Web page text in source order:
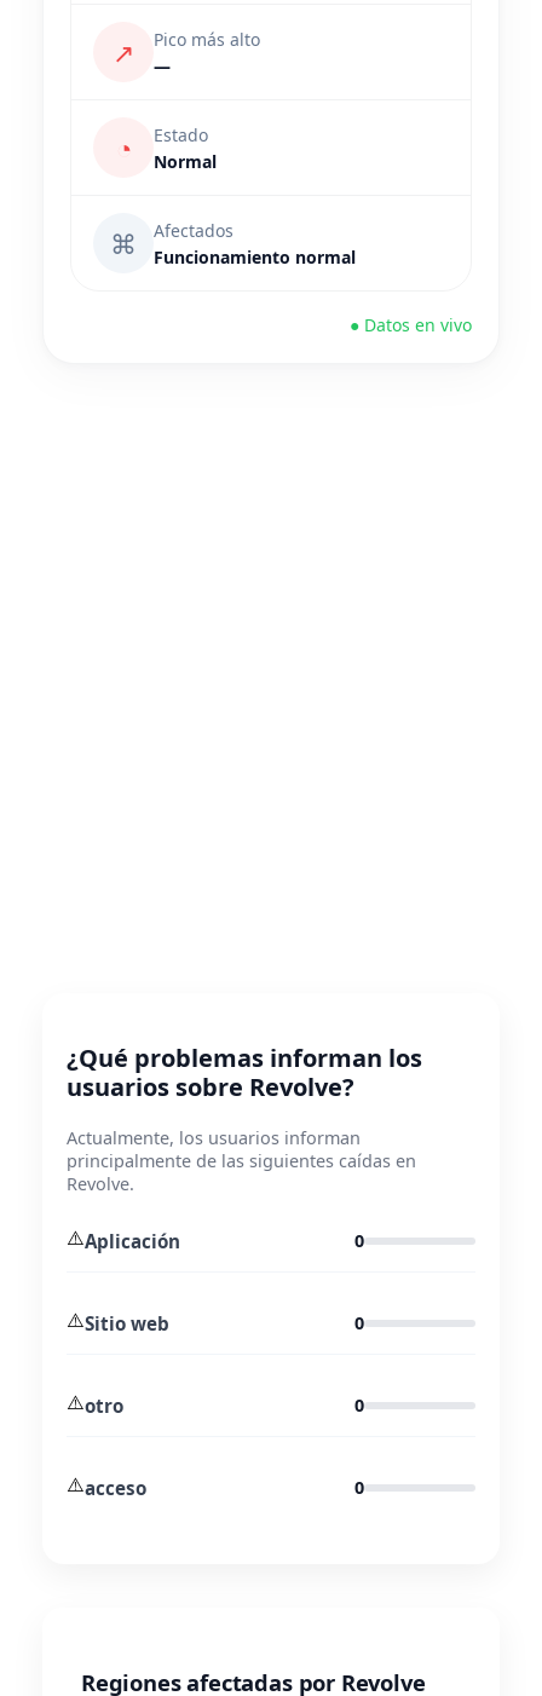
↗
Pico más alto
—
◔
Estado
Normal
⌘
Afectados
Funcionamiento normal
● Datos en vivo
¿Qué problemas informan los
usuarios sobre Revolve?
Actualmente, los usuarios informan
principalmente de las siguientes caídas en
Revolve.
⚠️Aplicación 0
⚠️Sitio web 0
⚠️otro 0
⚠️acceso 0
Regiones afectadas por Revolve